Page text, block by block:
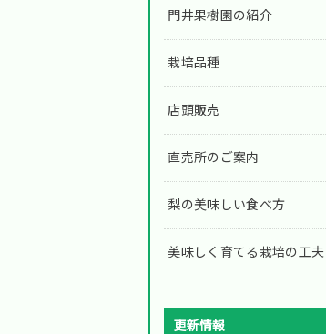
門井果樹園の紹介
栽培品種
店頭販売
直売所のご案内
梨の美味しい食べ方
美味しく育てる栽培の工夫
更新情報